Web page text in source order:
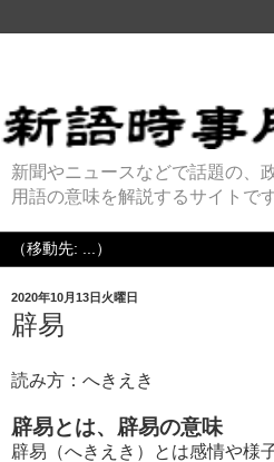
新聞やニュースなどで話題の、
用語の意味を解説するサイトです
2020年10月13日火曜日
辟易
読み方：へきえき
辟易とは、辟易の意味
辟易（へきえき）とは感情や様